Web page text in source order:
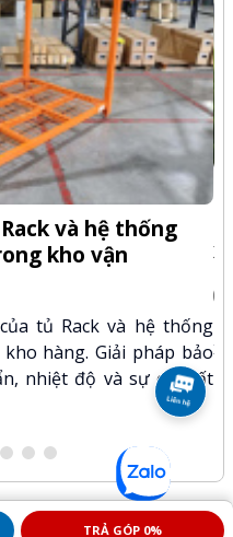
và hệ thống
kho vận
tủ Rack và hệ thống
hàng. Giải pháp bảo
nhiệt độ và sự cố mất
TRẢ GÓP 0%